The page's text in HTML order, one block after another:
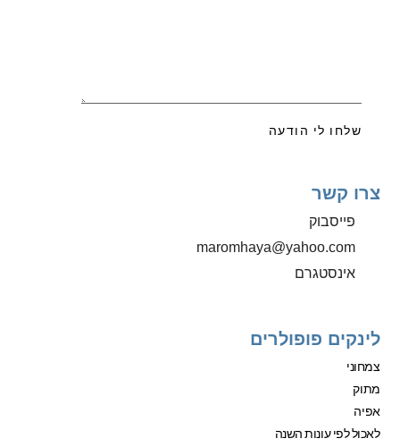
שלחו לי הודעה
צרו קשר
פייסבוק
‫maromhaya@yahoo.com
אינסטגרם
לינקים פופולרים
צמחוני
מתוק
אפיה
לאכול לפי עונות השנה